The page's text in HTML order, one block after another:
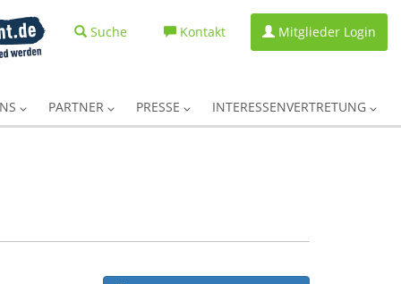
Suche Kontakt Mitglieder Login
PARTNER PRESSE INTERESSENVERTRETUNG